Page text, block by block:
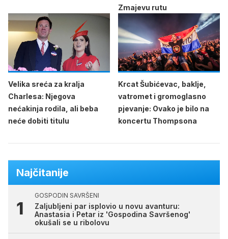
Zmajevu rutu
Velika sreća za kralja
Charlesa: Njegova
nećakinja rodila, ali beba
neće dobiti titulu
Krcat Šubićevac, baklje,
vatromet i gromoglasno
pjevanje: Ovako je bilo na
koncertu Thompsona
Najčitanije
GOSPODIN SAVRŠENI
Zaljubljeni par isplovio u novu avanturu:
Anastasia i Petar iz 'Gospodina Savršenog'
okušali se u ribolovu